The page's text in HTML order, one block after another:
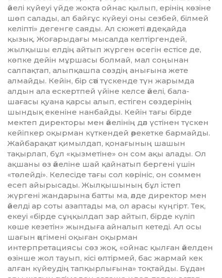
әйелі күйеуі үйде жоқта ойнас қылып, ерінің көзіне
шөп салады, ал байғұс күйеуі оны сезбей, білмей
келіп­ті» дегенге саяды. Ал сюжеті әлдеқайда
қызық. Жоғарыдағы мысалда келтіргендей,
жылқышы елдің айтып жүрген өсегін ес­тісе де,
көпке дейін мұршасы болмай, мал соңынан
салпақтап, алыпқашпа сөздің анығына жете
алмайды. Кейін, бір сәті түскенде түн жарымда
алдын ала ескертпей үйіне келсе әйелі, бала-
шағасы қуана қарсы алып, естіген сөздерінің
шындық екеніне нанбайды. Кейін тағы бірде
мектеп директоры мен әйелінің дәл үстінен түскен
кейіпкер оқырман күткендей әрекетке бармайды.
Жайбарақат қимылдап, қона­ғының шашын
тақырлап, бұл «қызметіне» он сом ақы алады. Ол
ақшаны өз әйеліне шай қайнатып бергені үшін
«төлейді». Ке­ле­сіде тағы сол көрініс, он соммен
есеп айы­рысады. Жылқышының бұл істеп
жүргені жандарына батты ма, әлде директор мен
әйелді ар соты азаптады ма, ол арасы күңгірт. Тек,
екеуі «бірде сұңқылдап зар айтып, бірде күліп
көше кезетін» жын­дыға айналып кетеді. Ал осы
шағын әңгімені оқыған оқырман
интерпретациясы сөз жоқ, «ойнас қылған әйелден
өзінше жол тауып, кісі өлтірмей, бас жармай кек
алған күйеудің тапқырлығына» тоқтайды. Бұдан